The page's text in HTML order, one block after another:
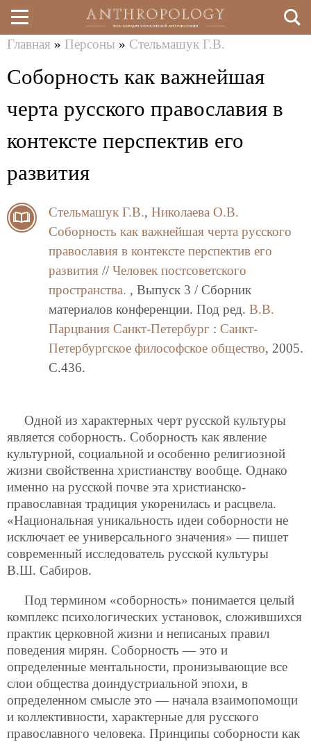
Перейти
к
здесь
Главная » Персоны » Стельмашук Г.В.
Соборность как важнейшая
черта русского православия в
контексте перспектив его
развития
Стельмашук Г.В., Николаева О.В.
Соборность как важнейшая черта русского
православия в контексте перспектив его
развития // Человек постсоветского
пространства. , Выпуск 3 / Сборник
материалов конференции. Под ред. В.В.
Парцвания Санкт-Петербург : Санкт-
Петербургское философское общество, 2005.
C.436.
Одной из характерных черт русской культуры
является соборность. Соборность как явление
культурной, социальной и особенно религиозной
жизни свойственна христианству вообще. Однако
именно на русской почве эта христианско-
православная традиция укоренилась и расцвела.
«Национальная уникальность идеи соборности не
исключает ее универсального значения» — пишет
современный исследователь русской культуры
В.Ш. Сабиров.
Под термином «соборность» понимается целый
комплекс психологических установок, сложившихся
практик церковной жизни и неписаных правил
поведения мирян. Соборность — это и
определенные ментальности, пронизывающие все
слои общества доиндустриальной эпохи, в
определенном смысле это — начала взаимопомощи
и коллективности, характерные для русского
православного человека. Принципы соборности как